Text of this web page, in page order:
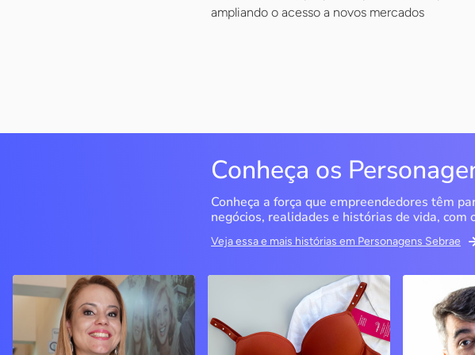
ampliando o acesso a novos mercados
Conheça os
Conheça a força que empreendedores têm
negócios, realidades e histórias de vida, com
Veja essa e mais histórias em Personagens Sebrae
QualiMedi Saúde
Londrina / PR
Crisanália Cinagava e
Miragem Moda Íntima
Pérola / PR
Com o apoio do Sebrae, a
Bipp
Picos / PI
Marcus